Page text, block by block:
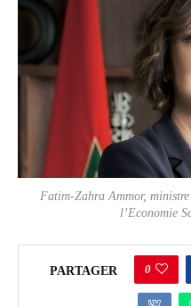
Fatim-Zahra Ammor,
l’Economie
PARTAGER 0